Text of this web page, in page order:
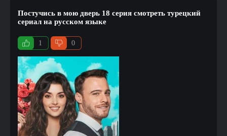
Постучись в мою дверь 18 серия смотреть турецкий
сериал на русском языке
1 0